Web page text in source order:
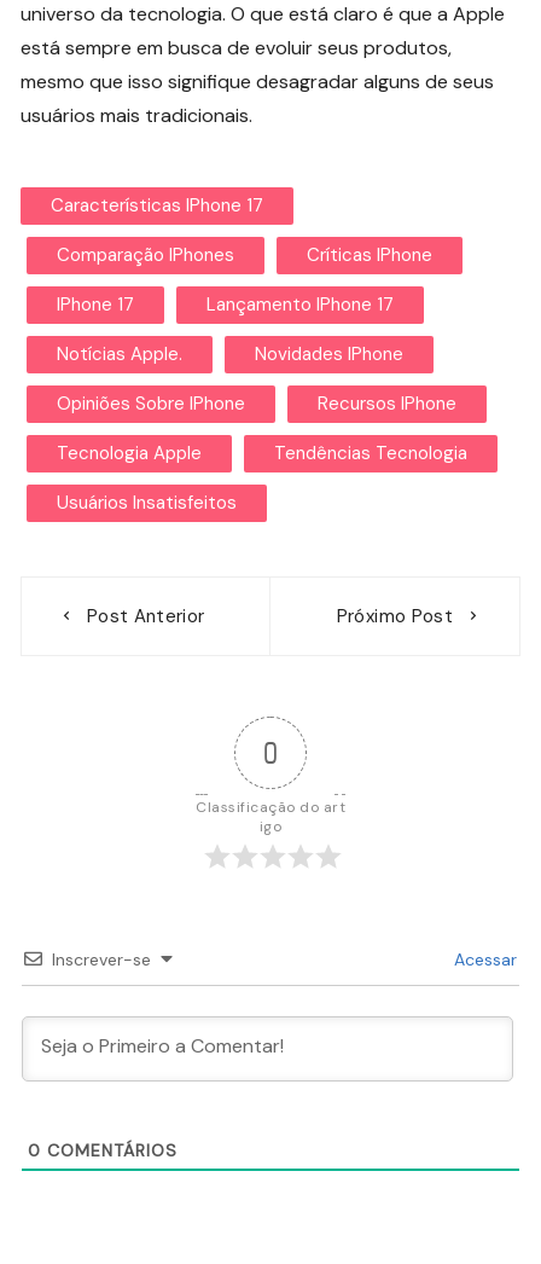
universo da tecnologia. O que está claro é que a Apple
está sempre em busca de evoluir seus produtos,
mesmo que isso signifique desagradar alguns de seus
usuários mais tradicionais.
Características IPhone 17
Comparação IPhones Críticas IPhone
IPhone 17 Lançamento IPhone 17
Notícias Apple. Novidades IPhone
Opiniões Sobre IPhone Recursos IPhone
Tecnologia Apple Tendências Tecnologia
Usuários Insatisfeitos
Post Anterior Próximo Post
0
Classificação do art
igo
Inscrever-se Acessar
0 COMENTÁRIOS